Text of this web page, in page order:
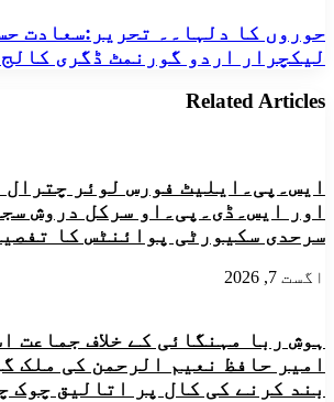
یونیورسٹی
آف
کے
کے
طلباء
کے
لئے
ایڈووکیسی
پرپانچ
روزہ
ورکشاپ
حوروں
کا
دلہا۔۔
تحریر:سعادت
حسین
گورنمٹ
ڈگری
کالج
چترال۔
حوروں کا دلہا۔۔ تحریر:سعادت
لیکچرار اردو گورنمٹ ڈگری
Related Articles
ایس۔پی۔ایلیٹ فورس لوئر چترال
اور ایس۔ڈی۔پی۔او سرکل دروش
سرحدی سکیورٹی پوائنٹس کا
اگست 7, 2026
ہوش ربا مہنگائی کے خلاف جماعت
امیر حافظ نعیم الرحمن کی ملک
بند کرنے کی کال پر اتالیق چوک